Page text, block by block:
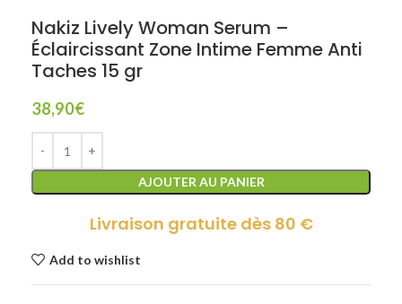
Nakiz Lively Woman Serum –
Éclaircissant Zone Intime Femme Anti
Taches 15 gr
38,90€
AJOUTER AU PANIER
Livraison gratuite dès 80 €
Add to wishlist